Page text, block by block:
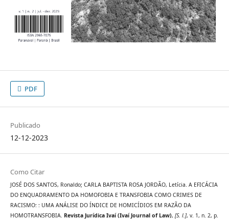
PDF
Publicado
12-12-2023
Como Citar
JOSÉ DOS SANTOS, Ronaldo; CARLA BAPTISTA ROSA JORDÃO, Letícia. A EFICÁCIA
DO ENQUADRAMENTO DA HOMOFOBIA E TRANSFOBIA COMO CRIMES DE
RACISMO: : UMA ANÁLISE DO ÍNDICE DE HOMICÍDIOS EM RAZÃO DA
HOMOTRANSFOBIA. Revista Jurídica Ivaí (Ivaí Journal of Law), [S. l.], v. 1, n. 2, p.